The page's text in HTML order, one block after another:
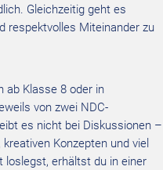
Gleichzeitig geht es
respektvolles Miteinander zu
ab Klasse 8 oder in
von zwei NDC-
es nicht bei Diskussionen –
kreativen Konzepten und viel
loslegst, erhältst du in einer